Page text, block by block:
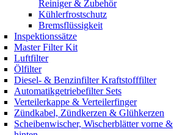
Reiniger & Zubehör
Kühlerfrostschutz
Bremsflüssigkeit
Inspektionssätze
Master Filter Kit
Luftfilter
Ölfilter
Diesel- & Benzinfilter Kraftstofffilter
Automatikgetriebefilter Sets
Verteilerkappe & Verteilerfinger
Zündkabel, Zündkerzen & Glühkerzen
Scheibenwischer, Wischerblätter vorne &